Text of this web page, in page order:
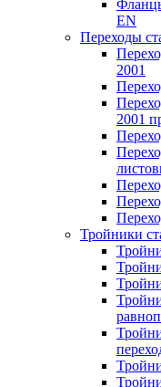
EN
Переходы
2001
2001
Тройники